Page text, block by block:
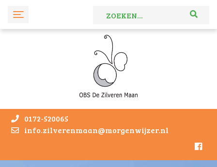
0172-520065
info.zilverenmaan@morgenwijzer.nl